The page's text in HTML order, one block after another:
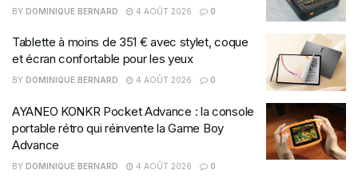
BY DOMINIQUE BERNARD 4 AOÛT 2026 0
Tablette à moins de 351 € avec stylet, coque
et écran confortable pour les yeux
BY DOMINIQUE BERNARD 4 AOÛT 2026 0
AYANEO KONKR Pocket Advance : la console
portable rétro qui réinvente la Game Boy
Advance
BY DOMINIQUE BERNARD 4 AOÛT 2026 0